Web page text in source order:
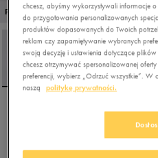
PROMO: DO -30%
SWEATPANTS TR CL
chcesz, abyśmy wykorzystywali informacje
do przygotowania personalizowanych
produktów dopasowanych do Twoich
reklam czy zapamiętywanie wybranych
swoją decyzję i ustawienia dotyczące
chcesz otrzymywać spersonalizowanej
preferencji, wybierz „Odrzuć wszystkie”. W
naszą
politykę prywatności.